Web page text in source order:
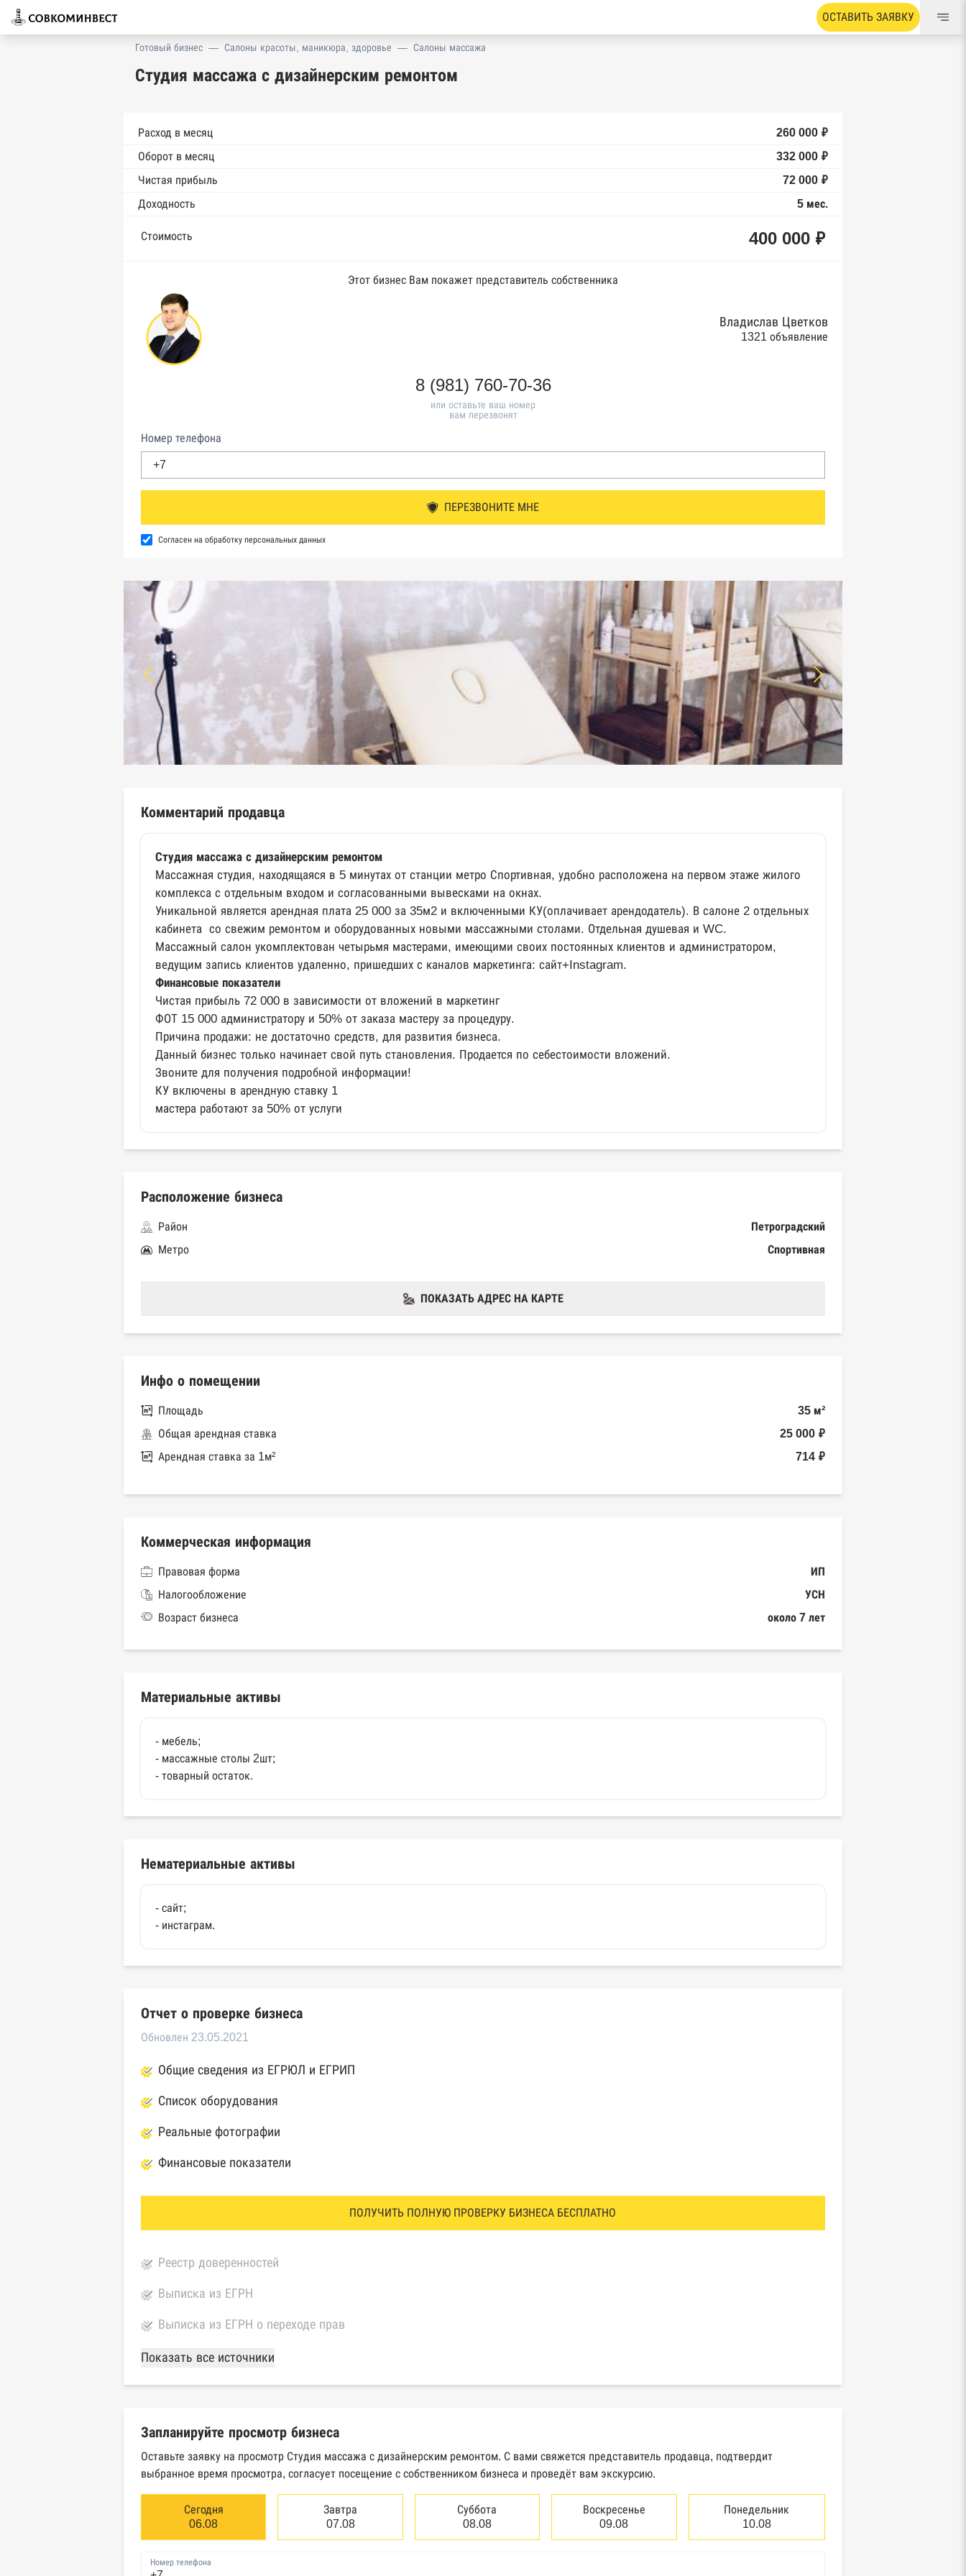
ОСТАВИТЬ ЗАЯВКУ
Готовый бизнес — Салоны красоты, маникюра, здоровье — Салоны массажа
Студия массажа с дизайнерским ремонтом
Расход в месяц
260 000 ₽
Оборот в месяц
332 000 ₽
Чистая прибыль
72 000 ₽
Доходность
5 мес.
Стоимость 400 000 ₽
Этот бизнес Вам покажет представитель собственника
Владислав Цветков
1321 объявление
8 (981) 760-70-36
или оставьте ваш номер
вам перезвонят
Номер телефона
ПЕРЕЗВОНИТЕ МНЕ
Согласен на обработку персональных данных
Комментарий продавца
Студия массажа с дизайнерским ремонтом
Массажная студия, находящаяся в 5 минутах от станции метро Спортивная, удобно расположена на первом этаже жилого
комплекса с отдельным входом и согласованными вывесками на окнах.
Уникальной является арендная плата 25 000 за 35м2 и включенными КУ(оплачивает арендодатель). В салоне 2 отдельных
кабинета со свежим ремонтом и оборудованных новыми массажными столами. Отдельная душевая и WC.
Массажный салон укомплектован четырьмя мастерами, имеющими своих постоянных клиентов и администратором,
ведущим запись клиентов удаленно, пришедших с каналов маркетинга: сайт+Instagram.
Финансовые показатели
Чистая прибыль 72 000 в зависимости от вложений в маркетинг
ФОТ 15 000 администратору и 50% от заказа мастеру за процедуру.
Причина продажи: не достаточно средств, для развития бизнеса.
Данный бизнес только начинает свой путь становления. Продается по себестоимости вложений.
Звоните для получения подробной информации!
КУ включены в арендную ставку 1
мастера работают за 50% от услуги
Расположение бизнеса
Район
Петроградский
Метро
Спортивная
ПОКАЗАТЬ АДРЕС НА КАРТЕ
Инфо о помещении
Площадь
35 м²
Общая арендная ставка
25 000 ₽
Арендная ставка за 1м²
714 ₽
Коммерческая информация
Правовая форма
ИП
Налогообложение
УСН
Возраст бизнеса
около 7 лет
Материальные активы
- мебель;
- массажные столы 2шт;
- товарный остаток.
Нематериальные активы
- сайт;
- инстаграм.
Отчет о проверке бизнеса
Обновлен 23.05.2021
Общие сведения из ЕГРЮЛ и ЕГРИП
Список оборудования
Реальные фотографии
Финансовые показатели
ПОЛУЧИТЬ ПОЛНУЮ ПРОВЕРКУ БИЗНЕСА БЕСПЛАТНО
Реестр доверенностей
Выписка из ЕГРН
Выписка из ЕГРН о переходе прав
База Росстата
Реестры ЕГРЮЛ и ЕГРИП Федеральной налоговой службы России
Картотека арбитражных дел Высшего арбитражного суда
Единый федеральный реестр сведений о банкротстве юридических лиц
Единый федеральный реестр сведений о банкротстве физических лиц
Реестр товарных знаков и знаков обслуживания Роспатента
База исполнительного производства Федеральной службы судебных приставов
Показать все источники
Запланируйте просмотр бизнеса
Оставьте заявку на просмотр Студия массажа с дизайнерским ремонтом. С вами свяжется представитель продавца, подтвердит
выбранное время просмотра, согласует посещение с собственником бизнеса и проведёт вам экскурсию.
Сегодня
06.08
Завтра
07.08
Суббота
08.08
Воскресенье
09.08
Понедельник
10.08
Номер телефона